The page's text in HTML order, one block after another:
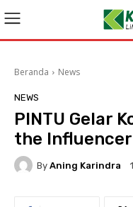
Beranda News
NEWS
PINTU Gelar
the Influencer
By Aning Karindra